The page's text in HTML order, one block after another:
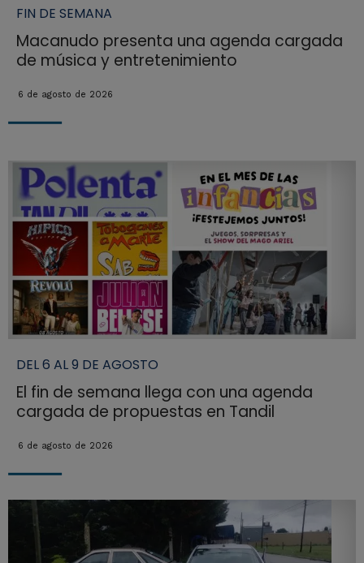
FIN DE SEMANA
Macanudo presenta una agenda cargada
de música y entretenimiento
6 de agosto de 2026
DEL 6 AL 9 DE AGOSTO
El fin de semana llega con una agenda
cargada de propuestas en Tandil
6 de agosto de 2026